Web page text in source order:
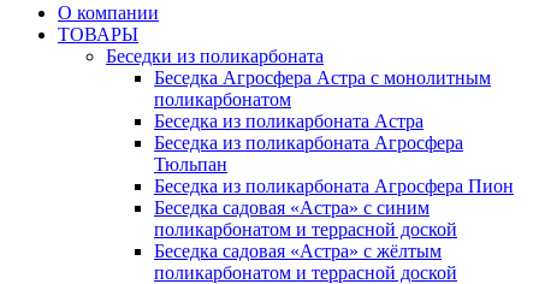
О компании
ТОВАРЫ
Беседки из поликарбоната
Беседка Агросфера Астра с монолитным
поликарбонатом
Беседка из поликарбоната Астра
Беседка из поликарбоната Агросфера
Тюльпан
Беседка из поликарбоната Агросфера Пион
Беседка садовая «Астра» с синим
поликарбонатом и террасной доской
Беседка садовая «Астра» с жёлтым
поликарбонатом и террасной доской